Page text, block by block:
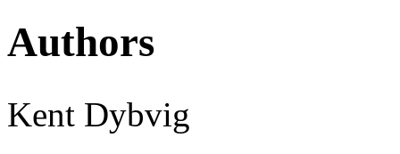
Authors
Kent Dybvig